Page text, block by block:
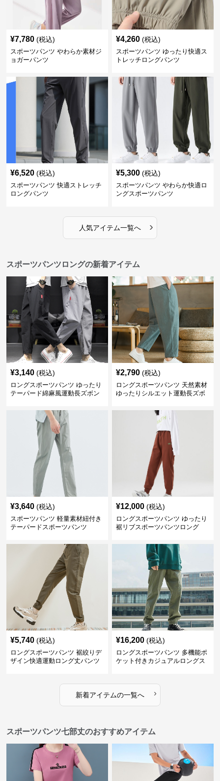
¥7,780 (税込)
スポーツパンツ やわらか素材ジ
ョガーパンツ
¥4,260 (税込)
スポーツパンツ ゆったり快適ス
トレッチロングパンツ
¥6,520 (税込)
スポーツパンツ 快適ストレッチ
ロングパンツ
¥5,300 (税込)
スポーツパンツ やわらか快適ロ
ングスポーツパンツ
人気アイテム一覧へ ›
スポーツパンツロングの新着アイテム
¥3,140 (税込)
ロングスポーツパンツ ゆったり
テーパード綿麻風運動長ズボン
¥2,790 (税込)
ロングスポーツパンツ 天然素材
ゆったりシルエット運動長ズボ
¥3,640 (税込)
スポーツパンツ 軽量素材紐付き
テーパードスポーツパンツ
¥12,000 (税込)
ロングスポーツパンツ ゆったり
裾リブスポーツパンツロング
¥5,740 (税込)
ロングスポーツパンツ 裾絞りデ
ザイン快適運動ロング丈パンツ
¥16,200 (税込)
ロングスポーツパンツ 多機能ポ
ケット付きカジュアルロングス
新着アイテムの一覧へ ›
スポーツパンツ七部丈のおすすめアイテム